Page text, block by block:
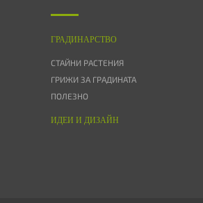
ГРАДИНАРСТВО
СТАЙНИ РАСТЕНИЯ
ГРИЖИ ЗА ГРАДИНАТА
ПОЛЕЗНО
ИДЕИ И ДИЗАЙН